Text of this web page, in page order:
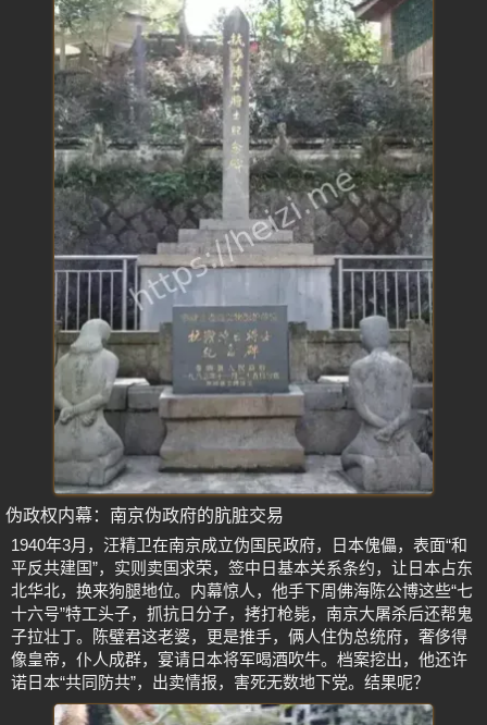
伪政权内幕：南京伪政府的肮脏交易
1940年3月，汪精卫在南京成立伪国民政府，日本傀儡，表面“和
平反共建国”，实则卖国求荣，签中日基本关系条约，让日本占东
北华北，换来狗腿地位。内幕惊人，他手下周佛海陈公博这些“七
十六号”特工头子，抓抗日分子，拷打枪毙，南京大屠杀后还帮鬼
子拉壮丁。陈璧君这老婆，更是推手，俩人住伪总统府，奢侈得
像皇帝，仆人成群，宴请日本将军喝酒吹牛。档案挖出，他还许
诺日本“共同防共”，出卖情报，害死无数地下党。结果呢？